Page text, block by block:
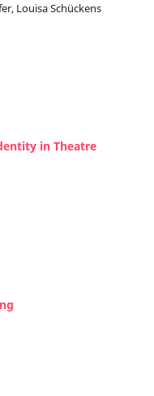
Louisa Schückens
in Theatre